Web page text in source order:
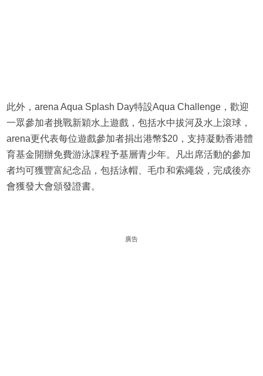
此外，arena Aqua Splash Day特設Aqua Challenge，歡迎
一眾參加者挑戰新穎水上遊戲，包括水中拔河及水上滾球，
arena更代表每位遊戲參加者捐出港幣$20，支持凝動香港體
育基金開辦免費游泳課程予基層青少年。凡出席活動的參加
者均可獲豐富紀念品，包括泳帽、毛巾和索繩袋，完成後亦
會獲發大會頒發證書。
廣告